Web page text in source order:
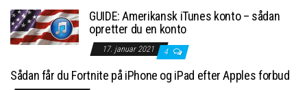
GUIDE: Amerikansk iTunes konto – sådan
opretter du en konto
17. januar 2021 4
Sådan får du Fortnite på iPhone og iPad efter Apples forbud